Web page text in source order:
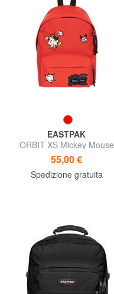
EASTPAK
ORBIT XS Mickey Mouse
Zaino piccolo
55,00 €
Spedizione gratuita